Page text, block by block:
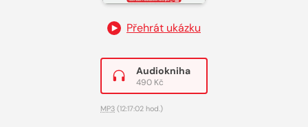
Přehrát ukázku
Audiokniha
490 Kč
MP3 (12:17:02 hod.)